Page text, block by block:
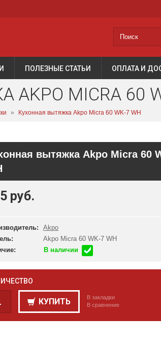
ПОЛЕЗНЫЕ СТАТЬИ ОПЛАТА И
MICRA 60
» Кухонная вытяжка Akpo Micra 60 WK-7 WH
вытяжка Akpo Micra 60
руб.
Akpo
Akpo Micra 60 WK-7 WH
В наличии
КУПИТЬ
В закладки
В сравнение